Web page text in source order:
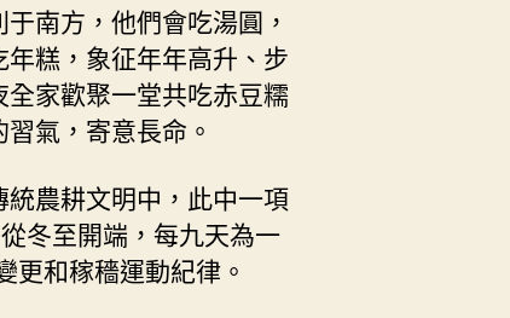
南方，他們會吃湯圓，
糕，象征年年高升、步
家歡聚一堂共吃赤豆糯
氣，寄意長命。
農耕文明中，此中一項
冬至開端，每九天為一
更和稼穡運動紀律。